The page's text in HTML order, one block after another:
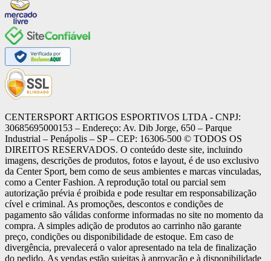
CENTERSPORT ARTIGOS ESPORTIVOS LTDA - CNPJ:
30685695000153 – Endereço: Av. Dib Jorge, 650 – Parque
Industrial – Penápolis – SP – CEP: 16306-500 ©️ TODOS OS
DIREITOS RESERVADOS. O conteúdo deste site, incluindo
imagens, descrições de produtos, fotos e layout, é de uso exclusivo
da Center Sport, bem como de seus ambientes e marcas vinculadas,
como a Center Fashion. A reprodução total ou parcial sem
autorização prévia é proibida e pode resultar em responsabilização
cível e criminal. As promoções, descontos e condições de
pagamento são válidas conforme informadas no site no momento da
compra. A simples adição de produtos ao carrinho não garante
preço, condições ou disponibilidade de estoque. Em caso de
divergência, prevalecerá o valor apresentado na tela de finalização
do pedido. As vendas estão sujeitas à aprovação e à disponibilidade